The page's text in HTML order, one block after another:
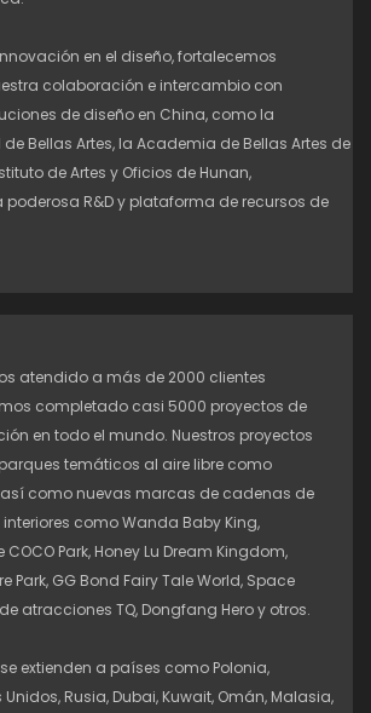
en el diseño, fortalecemos
colaboración e intercambio con
de diseño en China, como la
Bellas Artes, la Academia de Bellas Artes de
de Artes y Oficios de Hunan,
R&D y plataforma de recursos de
atendido a más de 2000 clientes
completado casi 5000 proyectos de
en todo el mundo. Nuestros proyectos
temáticos al aire libre como
así como nuevas marcas de cadenas de
como Wanda Baby King,
COCO Park, Honey Lu Dream Kingdom,
Park, GG Bond Fairy Tale World, Space
atracciones TQ, Dongfang Hero y otros.
extienden a países como Polonia,
Rusia, Dubai, Kuwait, Omán, Malasia,